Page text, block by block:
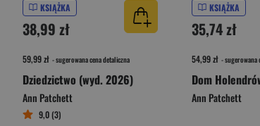
KSIĄŻKA
38,99 zł
59,99 zł - sugerowana cena detaliczna
Dziedzictwo (wyd. 2026)
Ann Patchett
9,0 (3)
KSIĄŻKA
35,74 zł
54,99 zł - sugerowana
Dom
Ann Patchett